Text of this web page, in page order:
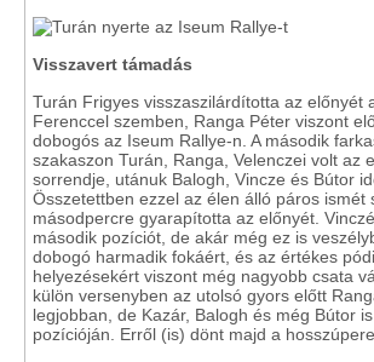
Visszavert támadás
Turán Frigyes visszaszilárdította az előnyét
Ferenccel szemben, Ranga Péter viszont
dobogós az Iseum Rallye-n. A második
szakaszon Turán, Ranga, Velenczei volt az
sorrendje, utánuk Balogh, Vincze és Bútor
Összetettben ezzel az élen álló páros ismét
másodpercre gyarapította az előnyét.
második pozíciót, de akár még ez is
dobogó harmadik fokáért, és az értékes
helyezésekért viszont még nagyobb csata
külön versenyben az utolsó gyors előtt
legjobban, de Kazár, Balogh és még Bútor
pozícióján. Erről (is) dönt majd a